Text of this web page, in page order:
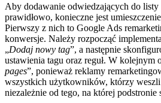
Aby dodawanie odwiedzających do listy
prawidłowo, konieczne jest
Pierwszy z nich to Google Ads
konwersje. Należy rozpocząć
„Dodaj nowy tag”, a następnie
ustawienia tagu oraz reguł. W kolejnym
pages”, ponieważ reklamy
wszystkich użytkowników, którzy
niezależnie od tego, na której podstronie